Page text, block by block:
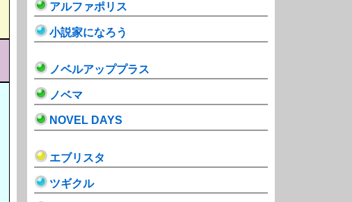
アルファポリス
小説家になろう
ノベルアッププラス
ノベマ
NOVEL DAYS
エブリスタ
ツギクル